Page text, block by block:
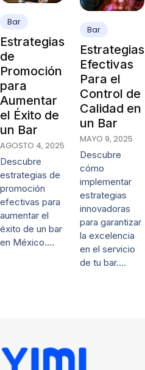
Bar
Estrategias
de
Promoción
para
Aumentar
el Éxito de
un Bar
AGOSTO 4, 2025
Descubre
estrategias de
promoción
efectivas para
aumentar el
éxito de un bar
en México.…
Bar
Estrategias
Efectivas
Para el
Control de
Calidad en
un Bar
MAYO 9, 2025
Descubre
cómo
implementar
estrategias
innovadoras
para garantizar
la excelencia
en el servicio
de tu bar.…